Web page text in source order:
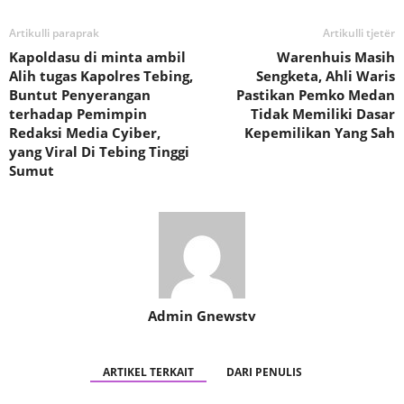
Artikulli paraprak
Kapoldasu di minta ambil
Alih tugas Kapolres Tebing,
Buntut Penyerangan
terhadap Pemimpin
Redaksi Media Cyiber,
yang Viral Di Tebing Tinggi
Sumut
Artikulli tjetër
Warenhuis Masih
Sengketa, Ahli Waris
Pastikan Pemko Medan
Tidak Memiliki Dasar
Kepemilikan Yang Sah
Admin Gnewstv
ARTIKEL TERKAIT DARI PENULIS